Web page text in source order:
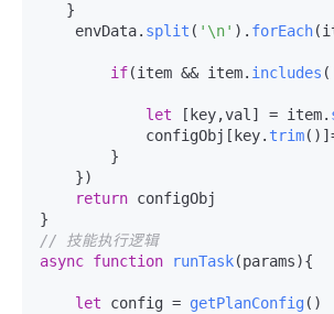
    envData.
split ( '\n' ). forEach(
if(item && item. includes (
let [key,val] = item.
            configObj[key.
trim
return configObj
// 技能执行逻辑
async function runTask(params){
let config = getPlanConfig ()